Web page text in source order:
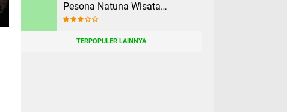
Pesona Natuna Wisata
Rekomendasikan Pesona
Malaysia
TERPOPULER LAINNYA